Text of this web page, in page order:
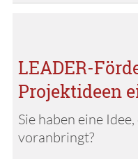
LEADER-
Projektideen
Sie haben eine
voranbringt?